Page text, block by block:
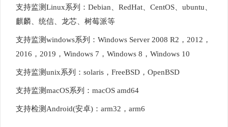
支持监测Linux系列：Debian、RedHat、CentOS、ubuntu、
麒麟、统信、龙芯、树莓派等
支持监测windows系列：Windows Server 2008 R2，2012，
2016，2019，Windows 7，Windows 8，Windows 10
支持监测unix系列：solaris，FreeBSD，OpenBSD
支持监测macOS系列：macOS amd64
支持检测Android(安卓)：arm32，arm6